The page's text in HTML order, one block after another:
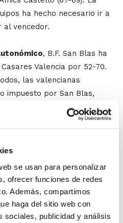
se usan para personalizar
ofrecer funciones de redes
Además, compartimos
haga del sitio web con
sociales, publicidad y análisis
ha hecho necesario ir a
vencedor.
, B.F. San Blas ha
Valencia por 52-70.
las valencianas
impuesto por San Blas,
a dar sus frutos antes del
la segunda mitad ya se hizo
3º y 4º puesto, Vila-real
que las anfitrionas
a fin.
a de la Final ha sido para